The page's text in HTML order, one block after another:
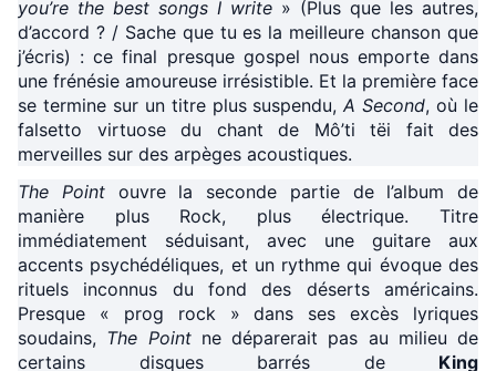
you’re the best songs I write » (Plus que les autres,
d’accord ? / Sache que tu es la meilleure chanson que
j’écris) : ce final presque gospel nous emporte dans
une frénésie amoureuse irrésistible. Et la première face
se termine sur un titre plus suspendu, A Second, où le
falsetto virtuose du chant de Mô’ti tëi fait des
merveilles sur des arpèges acoustiques.
The Point
ouvre la seconde partie de l’album de
manière plus Rock, plus électrique. Titre
immédiatement séduisant, avec une guitare aux
accents psychédéliques, et un rythme qui évoque des
rituels inconnus du fond des déserts américains.
Presque « prog rock » dans ses excès lyriques
soudains, The Point ne déparerait pas au milieu de
certains disques barrés de
King